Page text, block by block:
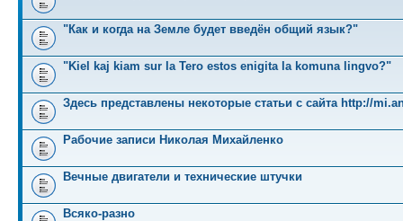
"Как и когда на Земле будет введён общий язык?"
"Kiel kaj kiam sur la Tero estos enigita la komuna lingvo?"
Здесь представлены некоторые статьи с сайта http://
Рабочие записи Николая Михайленко
Вечные двигатели и технические штучки
Всяко-разно